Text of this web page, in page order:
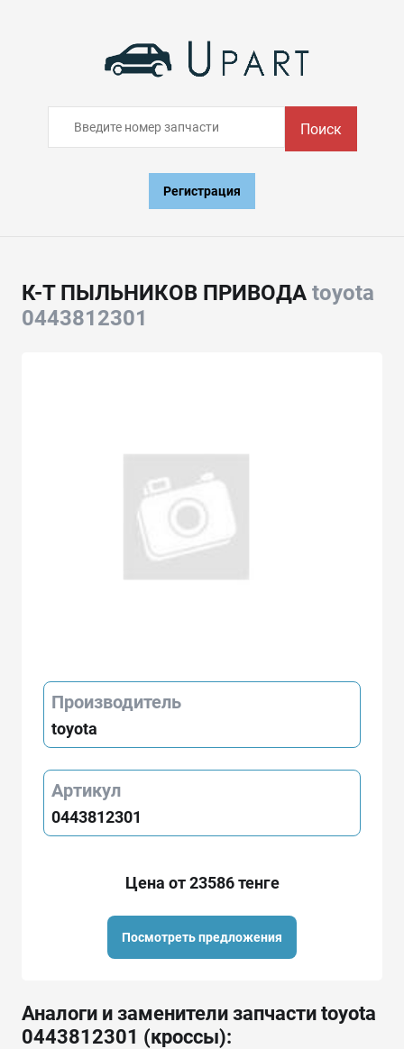
Поиск
Регистрация
К-Т ПЫЛЬНИКОВ ПРИВОДА toyota
0443812301
Производитель
toyota
Артикул
0443812301
Цена от 23586 тенге
Посмотреть предложения
Аналоги и заменители запчасти toyota
0443812301 (кроссы):